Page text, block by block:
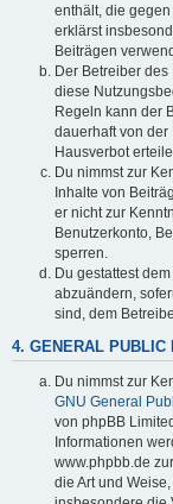
enthält, die
erklärst
Beiträgen
Der Betreiber
diese
Regeln kann der
dauerhaft von
Hausverbot
Du nimmst zur
Inhalte von
er nicht zur
Benutzerkonto,
sperren.
Du gestattest
abzuändern,
sind, dem
4. GENERAL PUBLIC
Du nimmst zur
GNU General
von phpBB
Informationen
www.phpbb.de
die Art und